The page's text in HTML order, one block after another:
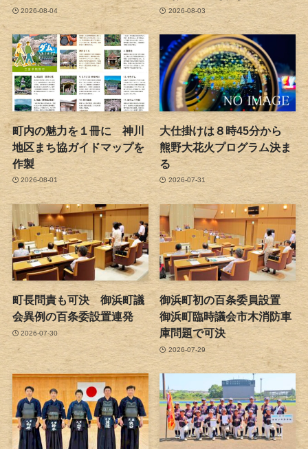
2026-08-04 2026-08-03
町内の魅力を１冊に 神川
地区まち協ガイドマップを
作製
2026-08-01
大仕掛けは８時45分から
熊野大花火プログラム決ま
る
2026-07-31
町長問責も可決 御浜町議
会異例の百条委設置連発
2026-07-30
御浜町初の百条委員設置
御浜町臨時議会市木消防車
庫問題で可決
2026-07-29